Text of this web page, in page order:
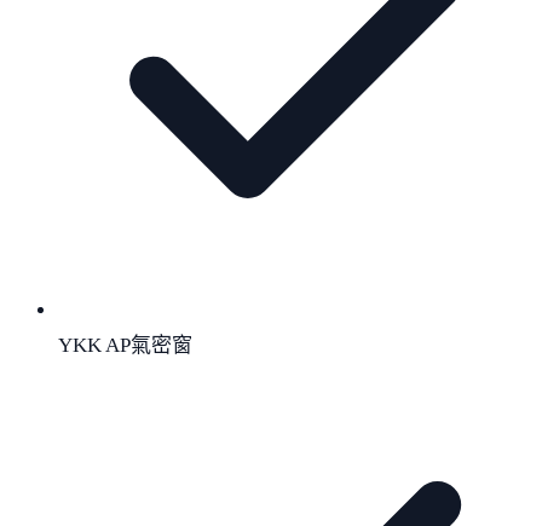
YKK AP氣密窗